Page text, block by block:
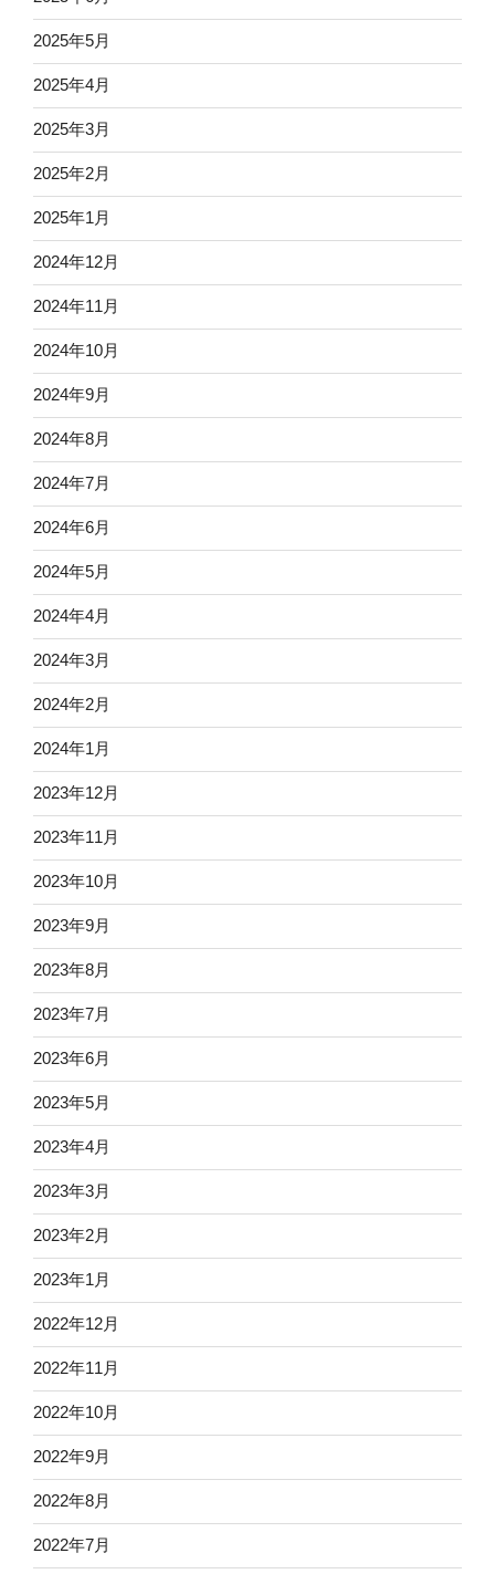
2025年5月
2025年4月
2025年3月
2025年2月
2025年1月
2024年12月
2024年11月
2024年10月
2024年9月
2024年8月
2024年7月
2024年6月
2024年5月
2024年4月
2024年3月
2024年2月
2024年1月
2023年12月
2023年11月
2023年10月
2023年9月
2023年8月
2023年7月
2023年6月
2023年5月
2023年4月
2023年3月
2023年2月
2023年1月
2022年12月
2022年11月
2022年10月
2022年9月
2022年8月
2022年7月